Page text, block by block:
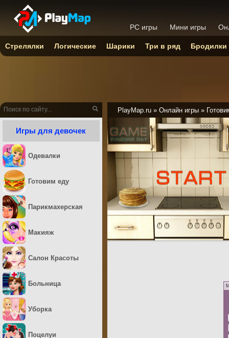
PlayMap.ru » Онлайн игры »
Игры для девочек
Одевалки
Готовим еду
Парикмахерская
Макияж
Салон Красоты
Больница
Уборка
Поцелуи
PC игры Мини игры
Стрелялки Логические Шарики Три в ряд Бродилки